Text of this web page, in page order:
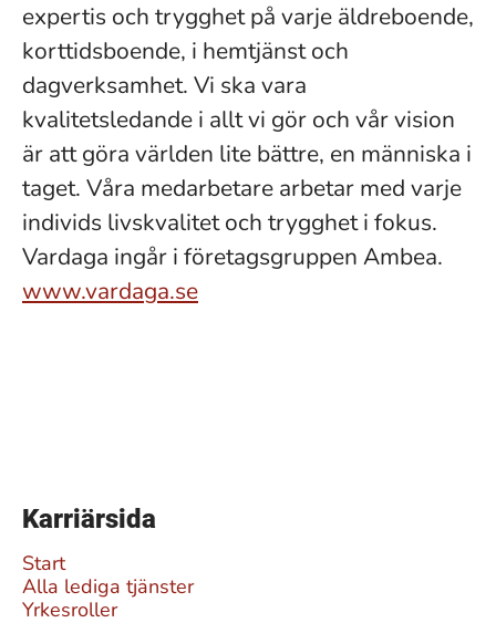
expertis och trygghet på varje äldreboende,
korttidsboende, i hemtjänst och
dagverksamhet. Vi ska vara
kvalitetsledande i allt vi gör och vår vision
är att göra världen lite bättre, en människa i
taget. Våra medarbetare arbetar med varje
individs livskvalitet och trygghet i fokus.
Vardaga ingår i företagsgruppen Ambea.
www.vardaga.se
Karriärsida
Start
Alla lediga tjänster
Yrkesroller